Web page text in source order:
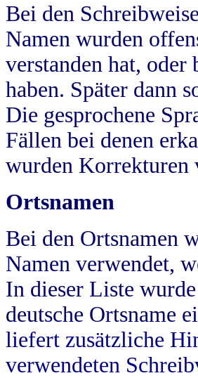
Bei den
Namen wurden
verstanden hat, oder
haben. Später dann
Die gesprochene
Fällen bei denen
wurden Korrekturen
Ortsnamen
Bei den Ortsnamen
Namen verwendet,
In dieser Liste
deutsche Ortsname
liefert zusätzliche
verwendeten